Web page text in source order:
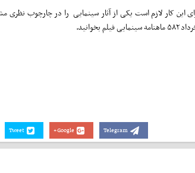
این کار لازم است یکی از آثار سینمایی را در چارچوب
Tweet Google+ Telegram